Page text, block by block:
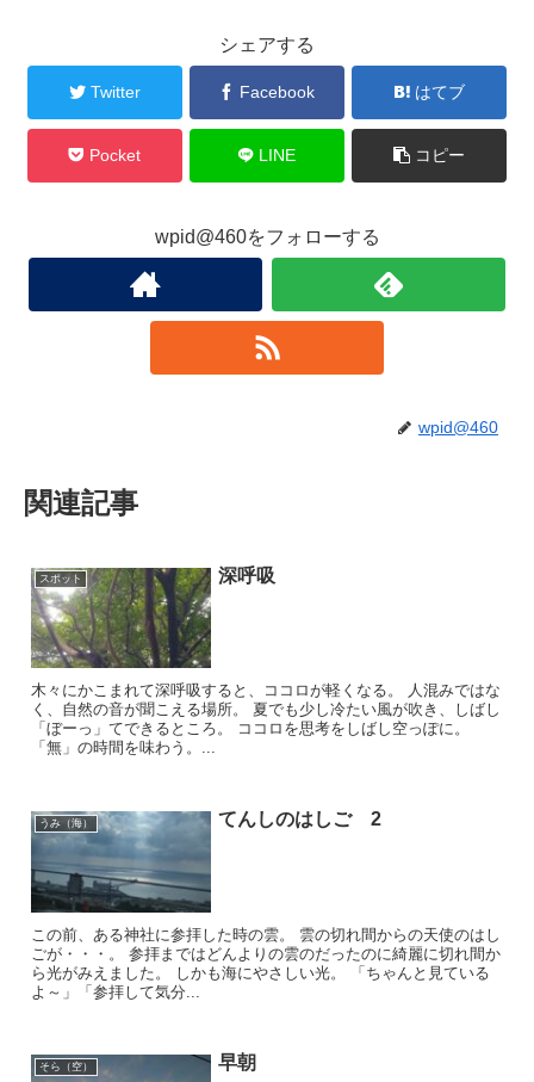
シェアする
Twitter Facebook はてブ
Pocket LINE コピー
wpid@460をフォローする
wpid@460
関連記事
スポット 深呼吸
木々にかこまれて深呼吸すると、ココロが軽くなる。 人混みではな
く、自然の音が聞こえる場所。 夏でも少し冷たい風が吹き、しばし
「ぼーっ」てできるところ。 ココロを思考をしばし空っぽに。
「無」の時間を味わう。...
うみ（海） てんしのはしご 2
この前、ある神社に参拝した時の雲。 雲の切れ間からの天使のはし
ごが・・・。 参拝まではどんよりの雲のだったのに綺麗に切れ間か
ら光がみえました。 しかも海にやさしい光。 「ちゃんと見ている
よ～」「参拝して気分...
そら（空） 早朝